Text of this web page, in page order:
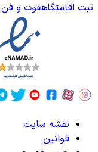
ثبت اقامتگاهفوت و فن
نقشه سایت
قوانین